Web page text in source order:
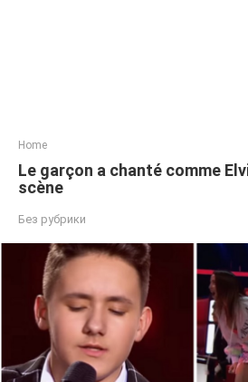
Home
Le garçon a chanté comme
scène
Без рубрики